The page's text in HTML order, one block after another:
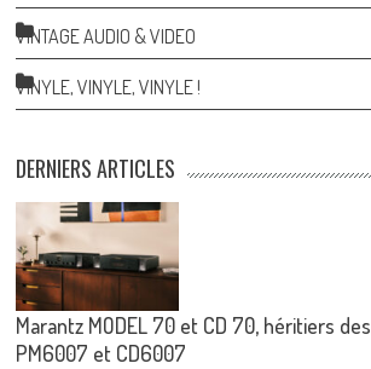
VINTAGE AUDIO & VIDEO
VINYLE, VINYLE, VINYLE !
DERNIERS ARTICLES
Marantz MODEL 70 et CD 70, héritiers des
PM6007 et CD6007